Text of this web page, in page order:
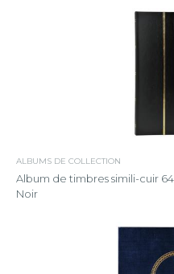
ALBUMS DE COLLECTION
Album de timbres simili-cuir
Noir